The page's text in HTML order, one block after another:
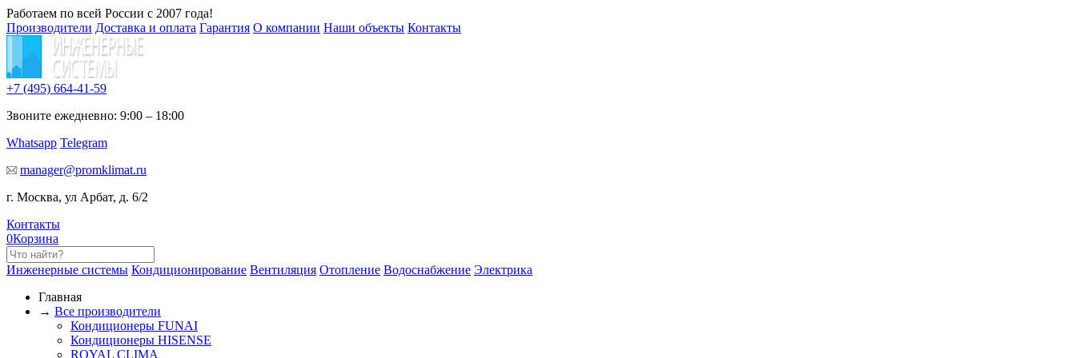
Работаем по всей России с 2007 года!
Производители Доставка и оплата Гарантия О компании Наши объекты Контакты
+7 (495) 664-41-59
Звоните ежедневно: 9:00 – 18:00
Whatsapp Telegram
manager@promklimat.ru
г. Москва, ул Арбат, д. 6/2
Контакты
0Корзина
Инженерные системы Кондиционирование Вентиляция Отопление Водоснабжение Электрика
Главная
→ Все производители
Кондиционеры FUNAI
Кондиционеры HISENSE
ROYAL CLIMA